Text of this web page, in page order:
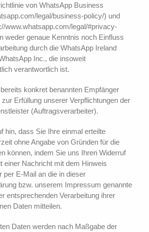
von WhatsApp Business
legal/business-policy/) und
www.whatsapp.com/legal/#privacy-
weder genaue Kenntnis noch Einfluss
durch die WhatsApp Ireland
Inc., die insoweit
verantwortlich ist.
konkret benannten Empfänger
Erfüllung unserer Verpflichtungen der
(Auftragsverarbeiter).
hin, dass Sie Ihre einmal erteilte
ohne Angabe von Gründen für die
können, indem Sie uns Ihren Widerruf
einer Nachricht mit dem Hinweis
per E-Mail an die in dieser
bzw. unserem Impressum genannte
entsprechenden Verarbeitung ihrer
Daten mitteilen.
Daten werden nach Maßgabe der